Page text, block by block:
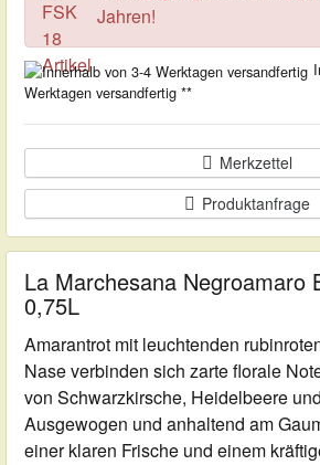
Jahren!
Werktagen versandfertig **
Merkzettel
Produktanfrage
La Marchesana Negroamaro
0,75L
Amarantrot mit leuchtenden
Nase verbinden sich zarte florale
von Schwarzkirsche, Heidelbeere
Ausgewogen und anhaltend am
einer klaren Frische und einem